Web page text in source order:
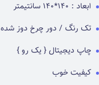
ابعاد : 140*140 سانتیمتر
تک رنگ / دور چرخ دوز شده
چاپ دیجیتال { یک رو }
کیفیت خوب